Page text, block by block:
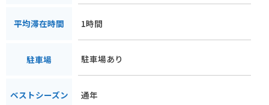
平均滞在時間 1時間
駐車場 駐車場あり
ベストシーズン 通年